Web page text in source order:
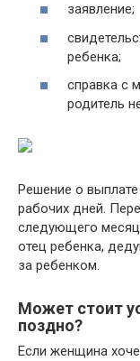
заявление;
ребенка;
справка с
родитель
Решение о выплате
рабочих дней.
следующего
отец ребенка,
за ребенком.
Может стоит
поздно?
Если женщина